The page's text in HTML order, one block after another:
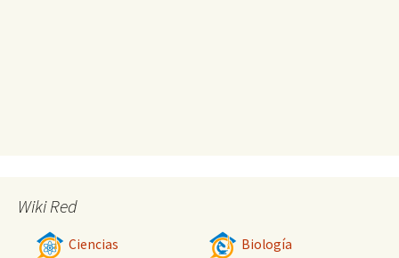
Wiki Red
Ciencias Biología